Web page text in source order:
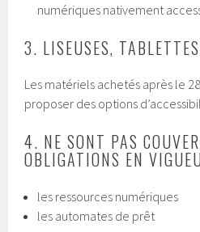
numériques nativement
3. LISEUSES,
Les matériels achetés après le
proposer des options
4. NE SONT PAS
OBLIGATIONS EN
les ressources numériques
les automates de prêt